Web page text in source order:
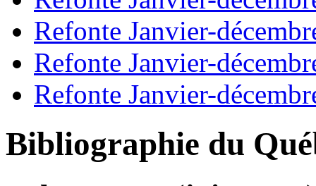
Refonte Janvier-
Refonte Janvier-
Refonte Janvier-
Bibliographie du